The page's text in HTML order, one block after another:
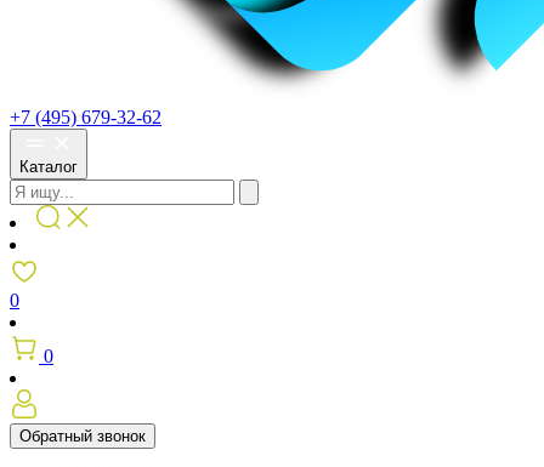
+7 (495) 679-32-62
Каталог
0
0
Обратный звонок